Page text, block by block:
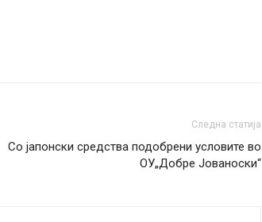
Следна статија
Со јапонски средства подобрени условите во
ОУ„Добре Јованоски“